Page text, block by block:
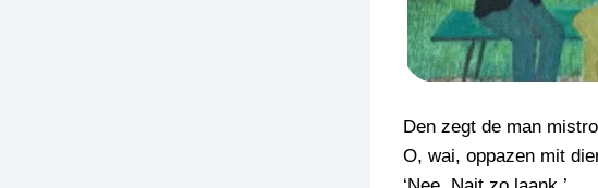
Den zegt de man
O, wai, oppazen mit